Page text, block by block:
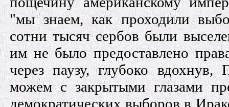
"мы знаем, как проходили
сотни тысяч сербов были
им не было предоставлено
через паузу, глубоко
можем с закрытыми глазами
демократических выборов в